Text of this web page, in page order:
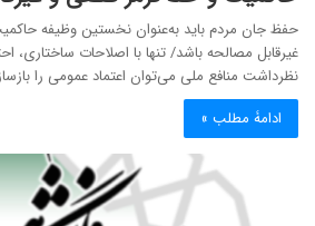
حفظ جان مردم باید به‌عنوان نخستین وظیفه
غیرقابل مصالحه باشد/ تنها با اصلاحات ساختاری،
نظرداشت منافع ملی می‌توان اعتماد عمومی را
ادامۀ مطلب »